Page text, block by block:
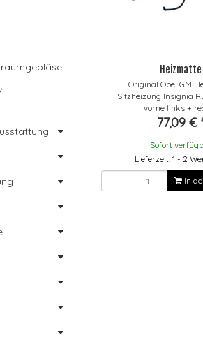
Heizmatte
Original Opel GM
Sitzheizung Insignia
vorne links +
77,09 €
Sofort
Lieferzeit: 1 - 2
In